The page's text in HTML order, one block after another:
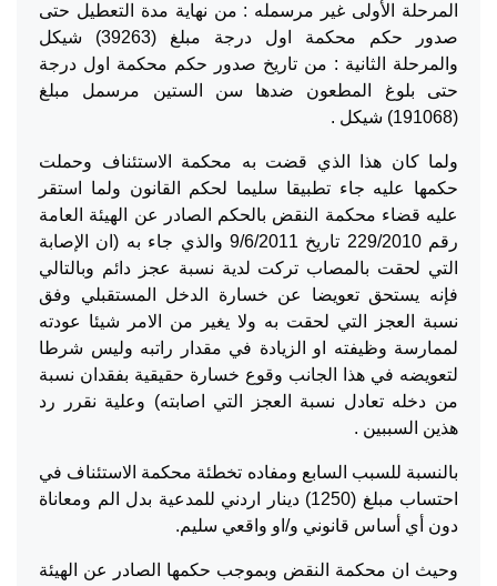
المرحلة الأولى غير مرسمله : من نهاية مدة التعطيل حتى
صدور حكم محكمة اول درجة مبلغ (39263) شيكل
والمرحلة الثانية : من تاريخ صدور حكم محكمة اول درجة
حتى بلوغ المطعون ضدها سن الستين مرسمل مبلغ
(191068) شيكل .
ولما كان هذا الذي قضت به محكمة الاستئناف وحملت
حكمها عليه جاء تطبيقا سليما لحكم القانون ولما استقر
عليه قضاء محكمة النقض بالحكم الصادر عن الهيئة العامة
رقم 229/2010 تاريخ 9/6/2011 والذي جاء به (ان الإصابة
التي لحقت بالمصاب تركت لدية نسبة عجز دائم وبالتالي
فإنه يستحق تعويضا عن خسارة الدخل المستقبلي وفق
نسبة العجز التي لحقت به ولا يغير من الامر شيئا عودته
لممارسة وظيفته او الزيادة في مقدار راتبه وليس شرطا
لتعويضه في هذا الجانب وقوع خسارة حقيقية بفقدان نسبة
من دخله تعادل نسبة العجز التي اصابته) وعلية نقرر رد
هذين السببين .
بالنسبة للسبب السابع ومفاده تخطئة محكمة الاستئناف في
احتساب مبلغ (1250) دينار اردني للمدعية بدل الم ومعاناة
دون أي أساس قانوني و/او واقعي سليم.
وحيث ان محكمة النقض وبموجب حكمها الصادر عن الهيئة